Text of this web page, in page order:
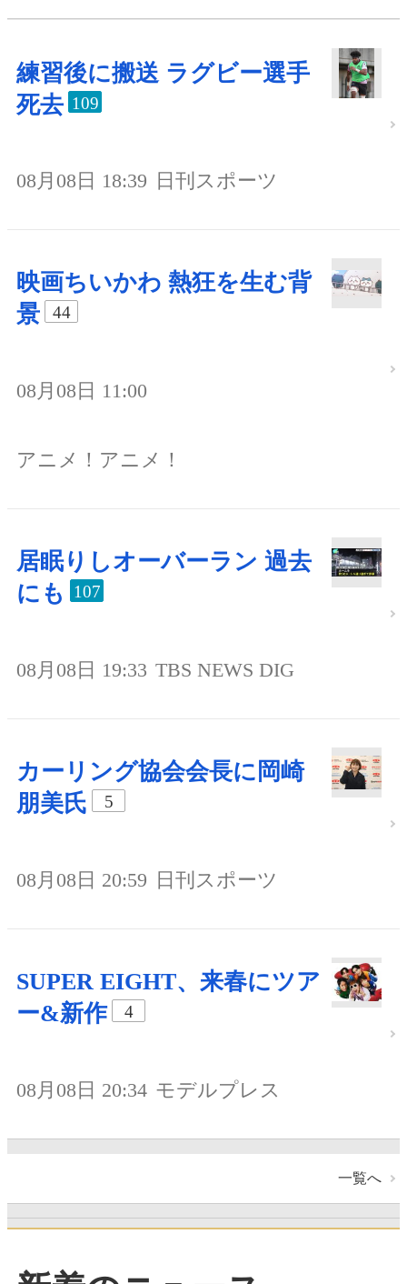
練習後に搬送 ラグビー選手
死去 109
08月08日 18:39 日刊スポーツ
映画ちいかわ 熱狂を生む背
景
44
08月08日 11:00
アニメ！アニメ！
居眠りしオーバーラン 過去
にも
107
08月08日 19:33 TBS NEWS DIG
カーリング協会会長に岡崎
朋美氏
5
08月08日 20:59 日刊スポーツ
SUPER EIGHT、来春にツア
ー&新作
4
08月08日 20:34 モデルプレス
一覧へ